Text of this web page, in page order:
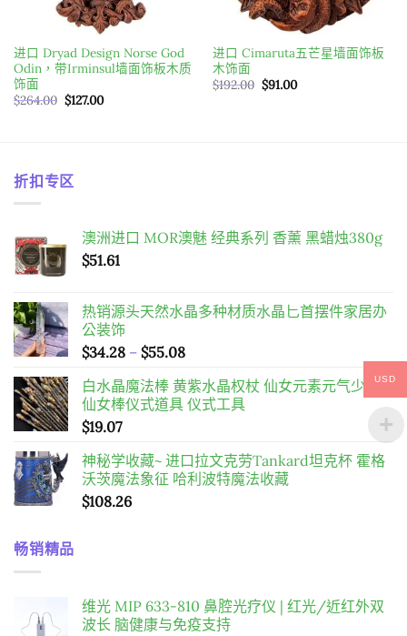
进口 Dryad Design Norse God
Odin，带Irminsul墙面饰板木质
饰面
$264.00 原
始
$127.00目
进口 Cimaruta五芒星墙面饰板
木饰面
$192.00 原
始
$91.00目
折扣专区
澳洲进口 MOR澳魅 经典系列 香薰 黑蜡烛380g
$51.61
热销源头天然水晶多种材质水晶匕首摆件家居办
公装饰
$34.28 – $55.08價
範
圍：
$55.08
白水晶魔法棒 黄紫水晶权杖 仙女元素元气少女
仙女棒仪式道具 仪式工具
$19.07
神秘学收藏~ 进口拉文克劳Tankard坦克杯 霍格
沃茨魔法象征 哈利波特魔法收藏
$108.26
畅销精品
维光 MIP 633-810 鼻腔光疗仪 | 红光/近红外双
波长 脑健康与免疫支持
USD